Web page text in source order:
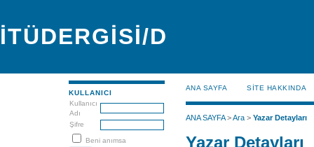
İTÜDERGİSİ/D
KULLANICI
Kullanıcı
Adı
Şifre
Beni anımsa
ANA SAYFA SİTE HAKKINDA
ANA SAYFA>Ara> Yazar Detayları
Yazar Detayları